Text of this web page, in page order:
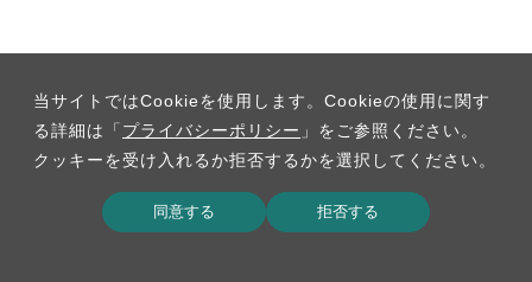
当サイトではCookieを使用します。Cookieの使用に関す
る詳細は「 プライバシーポリシー 」をご参照ください。
クッキーを受け入れるか拒否するかを選択してください。
同意する 拒否する